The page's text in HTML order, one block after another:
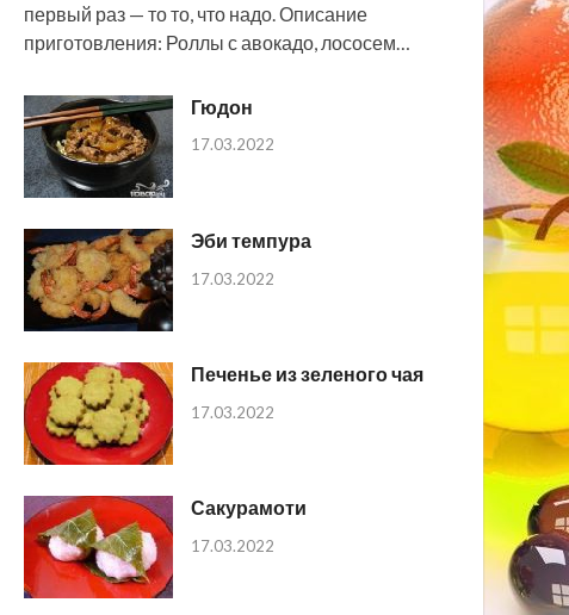
первый раз — то то, что надо. Описание
приготовления: Роллы с авокадо, лососем…
Гюдон
17.03.2022
Эби темпура
17.03.2022
Печенье из зеленого чая
17.03.2022
Сакурамоти
17.03.2022